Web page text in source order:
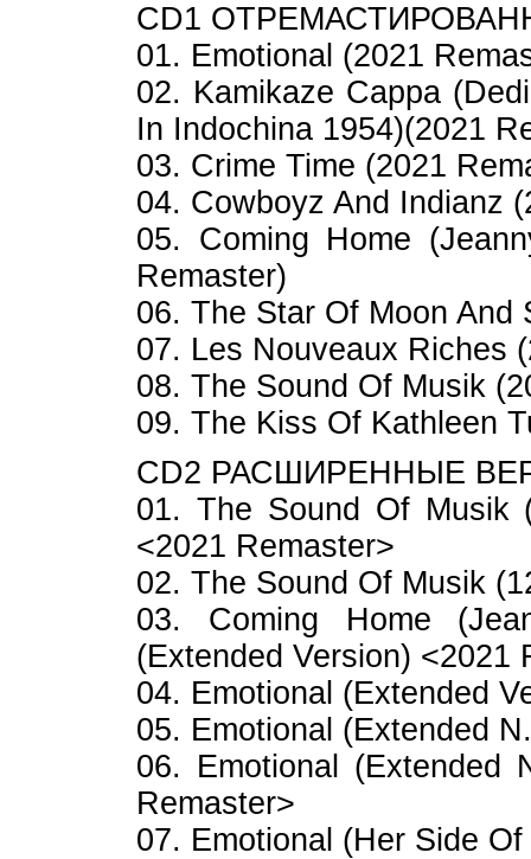
CD1
01. Emotional (2021
02. Kamikaze Cappa
In Indochina 1954)(2021
03. Crime Time (2021
04. Cowboyz And Indianz
05. Coming Home
Remaster)
06. The Star Of Moon And
07. Les Nouveaux Riches
08. The Sound Of Musik
09. The Kiss Of Kathleen
CD2 РАСШИРЕННЫЕ
01. The Sound Of Musik
<2021 Remaster>
02. The Sound Of Musik
03. Coming Home
(Extended Version) <2021
04. Emotional (Extended
05. Emotional (Extended
06. Emotional (Extended
Remaster>
07. Emotional (Her Side